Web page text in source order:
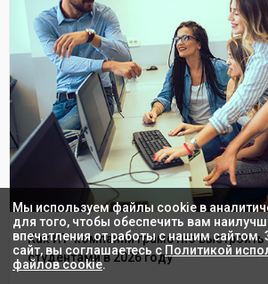
Как ИТ-компании грамотно выстроить
студентами в 2026 году
Мы используем файлы cookie в
для того, чтобы обеспечить вам
впечатления от работы с нашим сайтом.
сайт, вы соглашаетесь с Политикой
файлов cookie.